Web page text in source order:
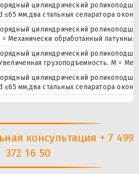
цилиндрический
≤65 мм,два стальных сепаратора
цилиндрический
= Механически обработанный латунный
цилиндрический
грузоподъемность. М =
цилиндрический
≤65 мм,два стальных сепаратора
консультация + 7 499
372 16 50